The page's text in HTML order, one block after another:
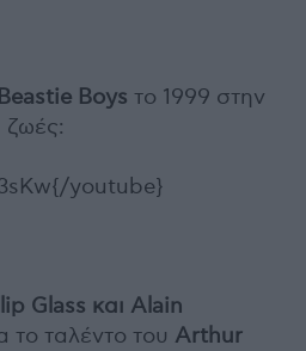
Beastie Boys το 1999 στην
ζωές:
youtube}
Glass και Alain
το ταλέντο του Arthur